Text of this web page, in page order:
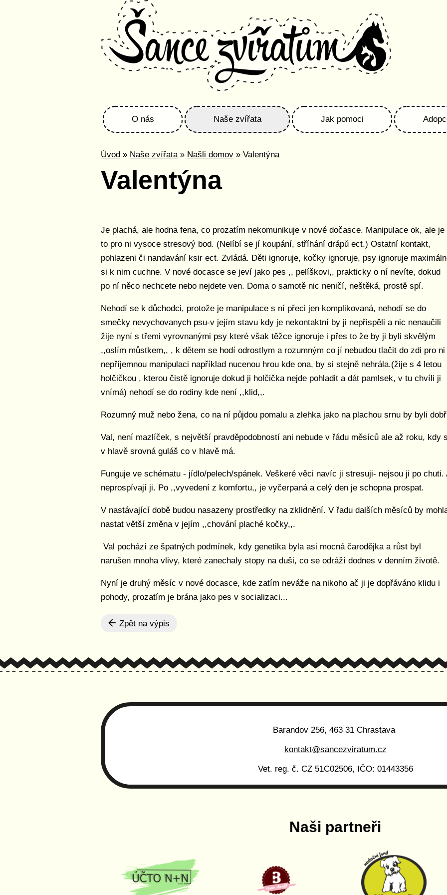
O nás Naše zvířata Jak pomoci
Úvod » Naše zvířata» Našli domov » Valentýna
Valentýna
Je plachá, ale hodna fena, co prozatím nekomunikuje v nové dočasce. Manipulace ok, ale je
to pro ni vysoce stresový bod. (Nelíbí se jí koupání, stříhání drápů ect.) Ostatní kontakt,
pohlazeni či nandavání ksir ect. Zvládá. Děti ignoruje, kočky ignoruje, psy ignoruje
si k nim cuchne. V nové docasce se jeví jako pes ,, pelíškovi,, prakticky o ní nevíte, dokud
po ní něco nechcete nebo nejdete ven. Doma o samotě nic neničí, neštěká, prostě spí.
Nehodí se k důchodci, protože je manipulace s ní přeci jen komplikovaná, nehodí se do
smečky nevychovanych psu-v jejím stavu kdy je nekontaktní by ji nepřispěli a nic nenaučili
žije nyní s třemi vyrovnanými psy které však těžce ignoruje i přes to že by ji byli skvělým
,,oslím můstkem,, , k dětem se hodí odrostlym a rozumným co jí nebudou tlačit do zdi pro ni
nepříjemnou manipulaci například nucenou hrou kde ona, by si stejně nehrála.(žije s 4 letou
holčičkou , kterou čistě ignoruje dokud ji holčička nejde pohladit a dát pamlsek, v tu chvíli ji
vnímá) nehodí se do rodiny kde není ,,klid,,.
Rozumný muž nebo žena, co na ní půjdou pomalu a zlehka jako na plachou srnu by byli
Val, není mazlíček, s největší pravděpodobností ani nebude v řádu měsíců ale až roku, kdy
v hlavě srovná guláš co v hlavě má.
Funguje ve schématu - jídlo/pelech/spánek. Veškeré věci navíc ji stresuji- nejsou ji po chuti.
neprospívají ji. Po ,,vyvedení z komfortu,, je vyčerpaná a celý den je schopna prospat.
V nastávající době budou nasazeny prostředky na zklidnění. V řadu dalších měsíců by
nastat větší změna v jejím ,,chování plaché kočky,,.
Val pochází ze špatných podmínek, kdy genetika byla asi mocná čarodějka a růst byl
narušen mnoha vlivy, které zanechaly stopy na duši, co se odráží dodnes v denním životě.
Nyní je druhý měsíc v nové docasce, kde zatím neváže na nikoho ač ji je dopřáváno klidu i
pohody, prozatím je brána jako pes v socializaci...
Zpět na výpis
Barandov 256, 463 31 Chrastava
kontakt@sancezviratum.cz
Vet. reg. č. CZ 51C02506, IČO: 01443356
Naši partneři